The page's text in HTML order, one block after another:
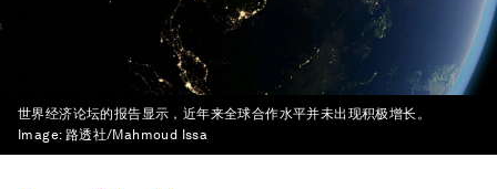
世界经济论坛的报告显示，近年来全球合作水平并未出现积极增长。
Image: 路透社/Mahmoud Issa